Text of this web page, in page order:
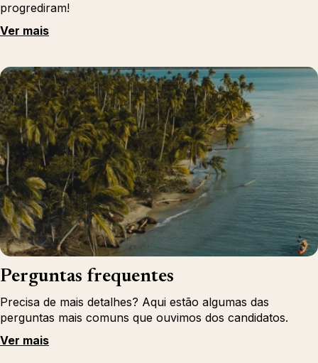
progrediram!
Ver mais
Perguntas frequentes
Precisa de mais detalhes? Aqui estão algumas das
perguntas mais comuns que ouvimos dos candidatos.
Ver mais